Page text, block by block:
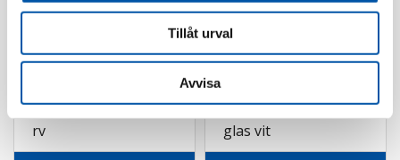
Tillåt urval
Avvisa
ELKO One ram 4-fack
rv
Renova ram 1-fack
glas vit